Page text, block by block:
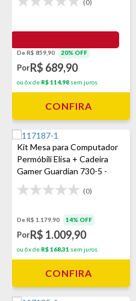
(0)
De R$ 859,90 20% OFF
PorR$ 689,90
ou 6x de R$ 114,98 sem juros
CONFIRA
Kit Mesa para Computador
Permóbili Elisa + Cadeira
Gamer Guardian 730-5 -
Cinamomo/Preto
(0)
De R$ 1.179,90 14% OFF
PorR$ 1.009,90
ou 6x de R$ 168,31 sem juros
CONFIRA